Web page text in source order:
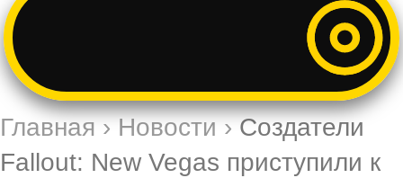
Главная › Новости › Создатели
Fallout: New Vegas приступили к